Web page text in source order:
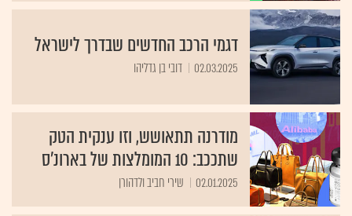
דגמי הרכב החדשים שבדרך לישראל
02.03.2025 דובי בן גדליהו
מודרנה תתאושש, וזו ענקית הטק
שתככב: 10 המומלצות של בארונ'ס
02.01.2025 שירי חביב ולדהורן